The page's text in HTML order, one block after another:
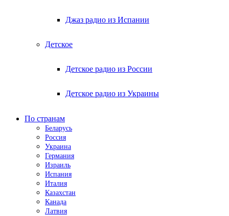
Джаз радио из Испании
Детское
Детское радио из России
Детское радио из Украины
По странам
Беларусь
Россия
Украина
Германия
Израиль
Испания
Италия
Казахстан
Канада
Латвия